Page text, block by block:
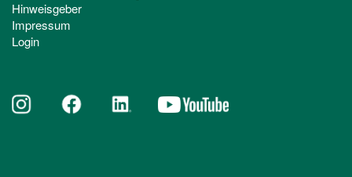
Hinweisgeber
Impressum
Login